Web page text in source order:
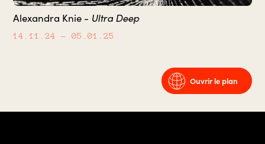
Alexandra Knie - Ultra Deep
14.11.24 – 05.01.25
Ouvrir le plan